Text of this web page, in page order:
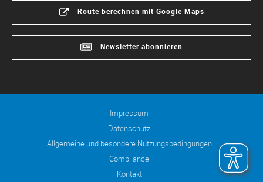
Route berechnen mit Google Maps
Newsletter abonnieren
Impressum
Datenschutz
Allgemeine und besondere Nutzungsbedingungen
Compliance
Kontakt